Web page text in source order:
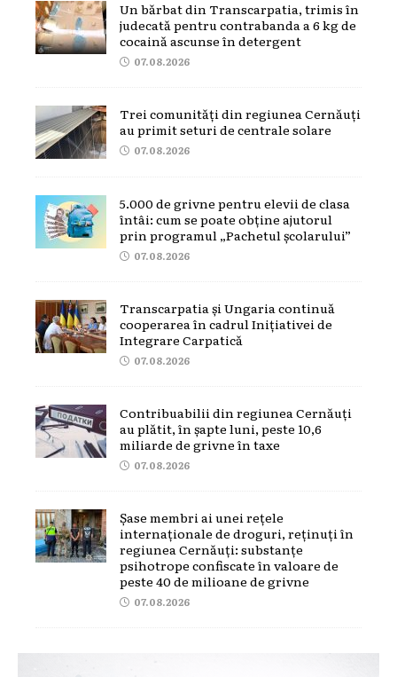
Un bărbat din Transcarpatia, trimis în
judecată pentru contrabanda a 6 kg de
cocaină ascunse în detergent
07.08.2026
Trei comunități din regiunea Cernăuți
au primit seturi de centrale solare
07.08.2026
5.000 de grivne pentru elevii de clasa
întâi: cum se poate obține ajutorul
prin programul „Pachetul școlarului”
07.08.2026
Transcarpatia și Ungaria continuă
cooperarea în cadrul Inițiativei de
Integrare Carpatică
07.08.2026
Contribuabilii din regiunea Cernăuți
au plătit, în șapte luni, peste 10,6
miliarde de grivne în taxe
07.08.2026
Șase membri ai unei rețele
internaționale de droguri, reținuți în
regiunea Cernăuți: substanțe
psihotrope confiscate în valoare de
peste 40 de milioane de grivne
07.08.2026